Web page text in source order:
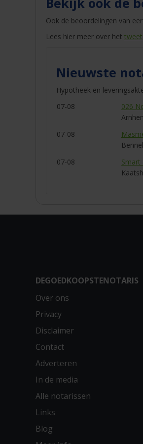
Ook de beoordelingen van
Lees hier meer over het
Nieuwste
Hypotheek en
07-08
026
07-08
07-08
DEGOEDKOOPSTENOTARIS
Over ons
Privacy
Disclaimer
Contact
Adverteren
In de media
Alle notarissen
Links
Blog